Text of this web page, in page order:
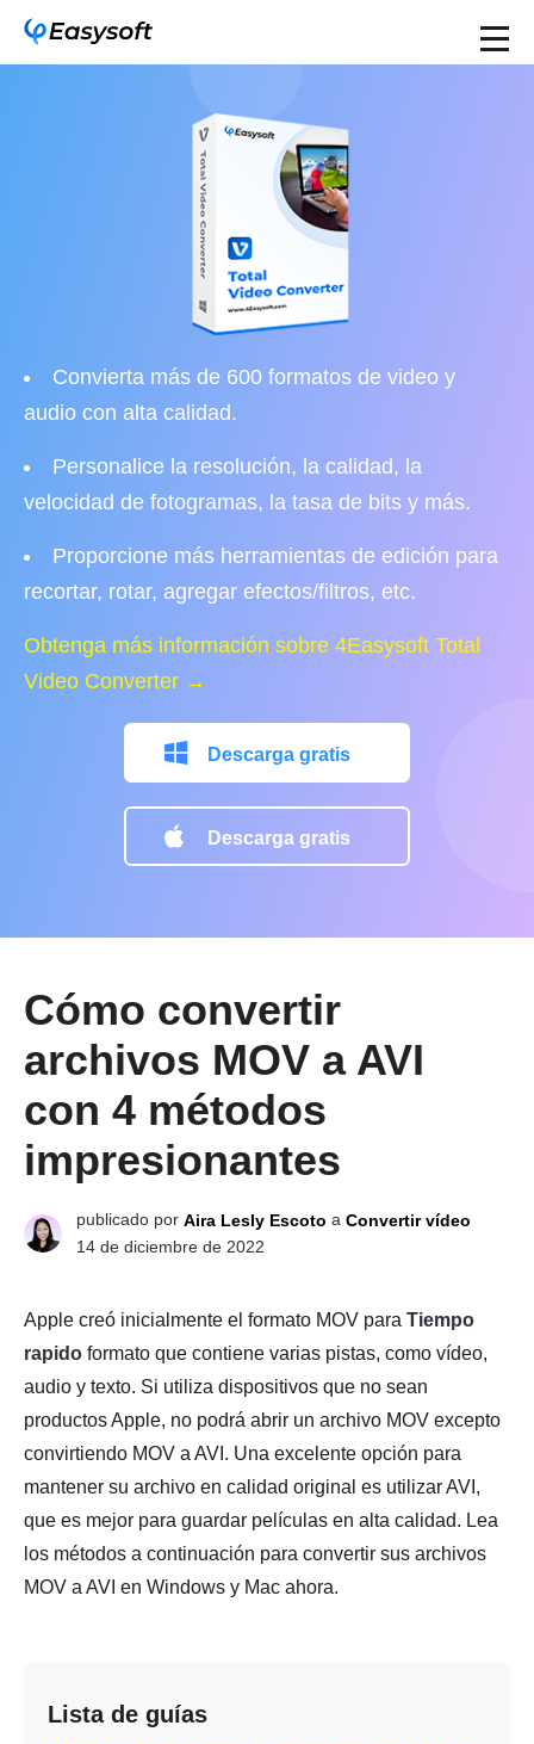
Convierta más de 600 formatos de video y
audio con alta calidad.
Personalice la resolución, la calidad, la
velocidad de fotogramas, la tasa de bits y más.
Proporcione más herramientas de edición para
recortar, rotar, agregar efectos/filtros, etc.
Obtenga más información sobre 4Easysoft Total
Video Converter →
Descarga gratis
Descarga gratis
Cómo convertir
archivos MOV a AVI
con 4 métodos
impresionantes
publicado por Aira Lesly Escoto a Convertir vídeo
14 de diciembre de 2022
Apple creó inicialmente el formato MOV para Tiempo
rapido formato que contiene varias pistas, como vídeo,
audio y texto. Si utiliza dispositivos que no sean
productos Apple, no podrá abrir un archivo MOV excepto
convirtiendo MOV a AVI. Una excelente opción para
mantener su archivo en calidad original es utilizar AVI,
que es mejor para guardar películas en alta calidad. Lea
los métodos a continuación para convertir sus archivos
MOV a AVI en Windows y Mac ahora.
Lista de guías